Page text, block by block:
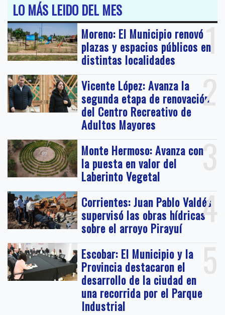
LO MÁS LEIDO DEL MES
1
Moreno: El Municipio renovó
plazas y espacios públicos en
distintas localidades
2
Vicente López: Avanza la
segunda etapa de renovación
del Centro Recreativo de
Adultos Mayores
3
Monte Hermoso: Avanza con
la puesta en valor del
Laberinto Vegetal
4
Corrientes: Juan Pablo Valdés
supervisó las obras hídricas
sobre el arroyo Pirayuí
5
Escobar: El Municipio y la
Provincia destacaron el
desarrollo de la ciudad en
una recorrida por el Parque
Industrial